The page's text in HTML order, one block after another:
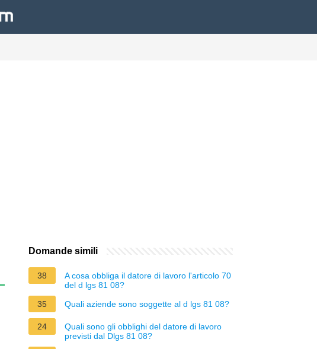
Domande simili
38
A cosa obbliga il datore di lavoro l'articolo 70
del d lgs 81 08?
35
Quali aziende sono soggette al d lgs 81 08?
24
Quali sono gli obblighi del datore di lavoro
previsti dal Dlgs 81 08?